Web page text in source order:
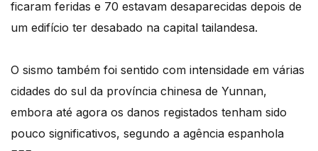
ficaram feridas e 70 estavam desaparecidas depois de
um edifício ter desabado na capital tailandesa.
O sismo também foi sentido com intensidade em várias
cidades do sul da província chinesa de Yunnan,
embora até agora os danos registados tenham sido
pouco significativos, segundo a agência espanhola